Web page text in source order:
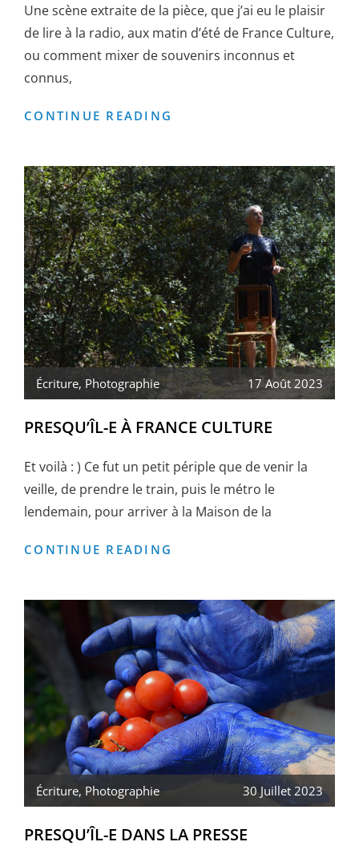
Une scène extraite de la pièce, que j’ai eu le plaisir
de lire à la radio, aux matin d’été de France Culture,
ou comment mixer de souvenirs inconnus et
connus,
CONTINUE READING
DE
PRESQU’ÎL-
E
Écriture, Photographie 17 Août 2023
PRESQU’ÎL-E À FRANCE CULTURE
Et voilà : ) Ce fut un petit périple que de venir la
veille, de prendre le train, puis le métro le
lendemain, pour arriver à la Maison de la
CONTINUE READING
FRANCE
CULTURE
Écriture, Photographie 30 Juillet 2023
PRESQU’ÎL-E DANS LA PRESSE